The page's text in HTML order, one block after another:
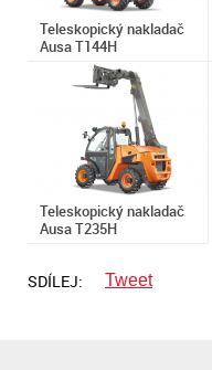
Teleskopický nakladač
Ausa T144H
Teleskopický nakladač
Ausa T235H
SDÍLEJ: Tweet